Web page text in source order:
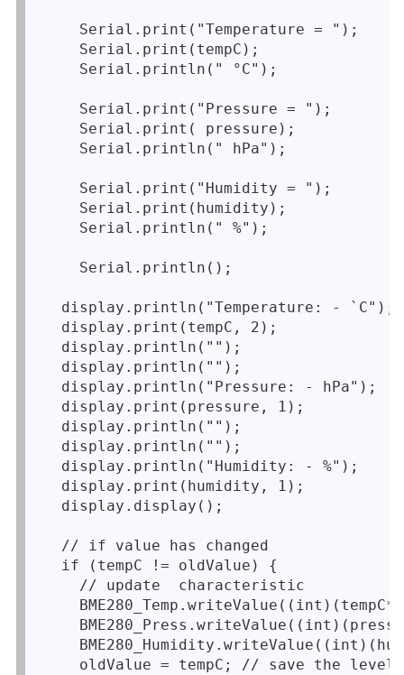
    Serial.print("Temperature = ");
    Serial.print(tempC);
    Serial.println(" °C");
    Serial.print("Pressure = ");
    Serial.print( pressure);
    Serial.println(" hPa");
    Serial.print("Humidity = ");
    Serial.print(humidity);
    Serial.println(" %");
    Serial.println();
  display.println("Temperature: - `C");
  display.print(tempC, 2);
  display.println("");
  display.println("");
  display.println("Pressure: - hPa");
  display.print(pressure, 1);
  display.println("");
  display.println("");
  display.println("Humidity: - %");
  display.print(humidity, 1);
  display.display();
  // if value has changed
  if (tempC != oldValue) {
    // update  characteristic
oldValue = tempC; // save the level